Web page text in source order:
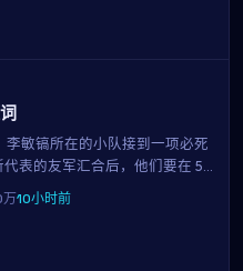
李敏镐所在的小队接到一项必死
表的友军汇合后，他们要在 55
。园子温以克制的笔触，呈现了
贵的人性微光。
万10小时前